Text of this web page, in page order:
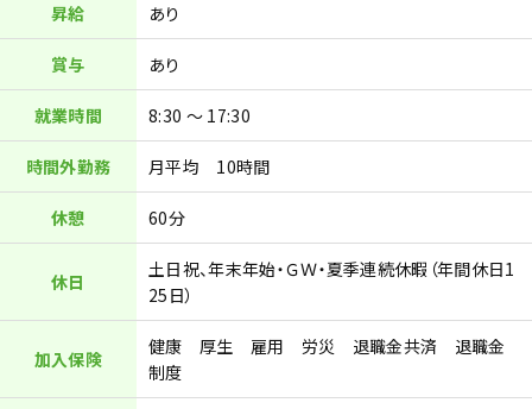
昇給 あり
賞与 あり
就業時間 8:30 ～ 17:30
時間外勤務 月平均 10時間
休憩 60分
休日
土日祝、年末年始・ＧＷ・夏季連続休暇（年間休日1
25日）
加入保険
健康 厚生 雇用 労災 退職金共済 退職金
制度